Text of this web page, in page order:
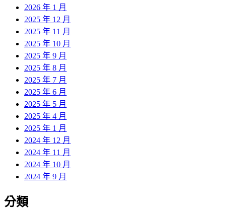
2026 年 1 月
2025 年 12 月
2025 年 11 月
2025 年 10 月
2025 年 9 月
2025 年 8 月
2025 年 7 月
2025 年 6 月
2025 年 5 月
2025 年 4 月
2025 年 1 月
2024 年 12 月
2024 年 11 月
2024 年 10 月
2024 年 9 月
分類